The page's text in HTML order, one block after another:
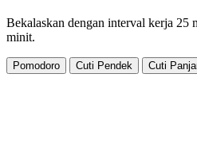
Bekalaskan dengan interval kerja 25
minit.
Pomodoro Cuti Pendek Cuti